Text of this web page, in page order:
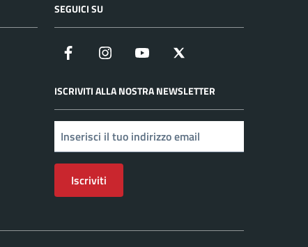
SEGUICI SU
Facebook Instagram YouTube
ISCRIVITI ALLA NOSTRA NEWSLETTER